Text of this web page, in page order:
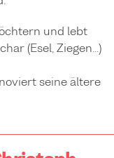
und lebt
(Esel, Ziegen…)
seine ältere